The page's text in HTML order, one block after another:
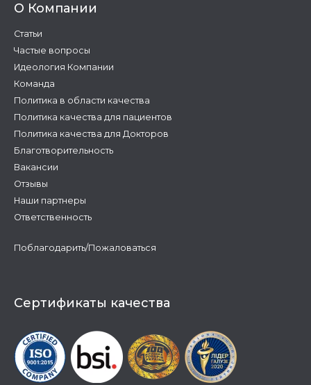
О Компании
Статьи
Частые вопросы
Идеология Компании
Команда
Политика в области качества
Политика качества для пациентов
Политика качества для Докторов
Благотворительность
Вакансии
Отзывы
Наши партнеры
Ответственность
Поблагодарить/Пожаловаться
Сертификаты качества